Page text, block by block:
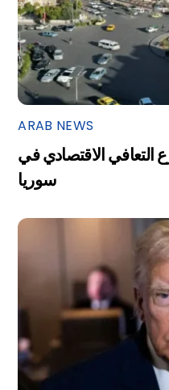
ARAB NEWS
التعافي الاقتصادي في
سوريا